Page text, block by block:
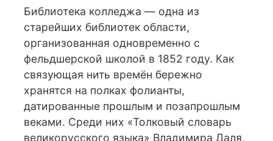
Библиотека колледжа — одна из
старейших библиотек области,
организованная одновременно с
фельдшерской школой в 1852 году. Как
связующая нить времён бережно
хранятся на полках фолианты,
датированные прошлым и позапрошлым
веками. Среди них «Толковый словарь
великорусского языка» Владимира Даля,